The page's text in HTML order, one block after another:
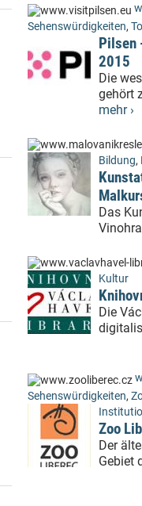
Sehenswürdigkeiten,
Pilsen
2015
Die
gehört
mehr ›
Bildung,
Das
Kultur
Die
Sehenswürdigkeiten,
Zoo
Der
Gebiet